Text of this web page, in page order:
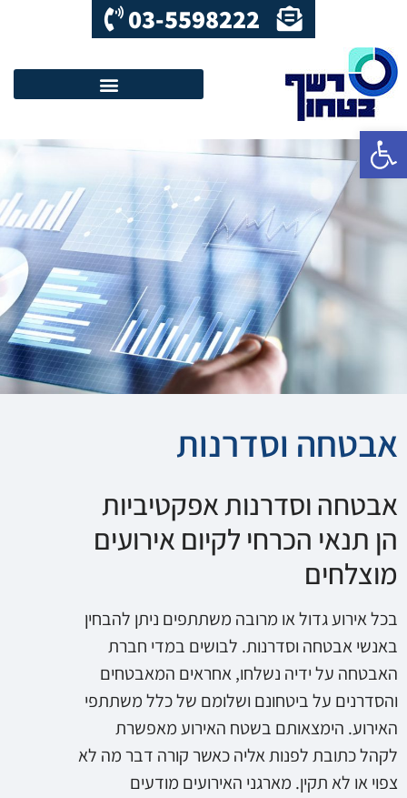
פתח סרגל נגישות
03-5598222
אבטחה וסדרנות
אבטחה וסדרנות אפקטיביות
הן תנאי הכרחי לקיום אירועים
מוצלחים
בכל אירוע גדול או מרובה משתתפים ניתן להבחין
באנשי אבטחה וסדרנות. לבושים במדי חברת
האבטחה על ידיה נשלחו, אחראים המאבטחים
והסדרנים על ביטחונם ושלומם של כלל משתתפי
האירוע. הימצאותם בשטח האירוע מאפשרת
לקהל כתובת לפנות אליה כאשר קורה דבר מה לא
צפוי או לא תקין. מארגני האירועים מודעים